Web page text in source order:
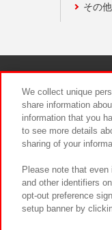
その
We collect unique
share information
information that you
to see more details
sharing of your
Please note that
and other identifiers
opt-out preference
setup banner by